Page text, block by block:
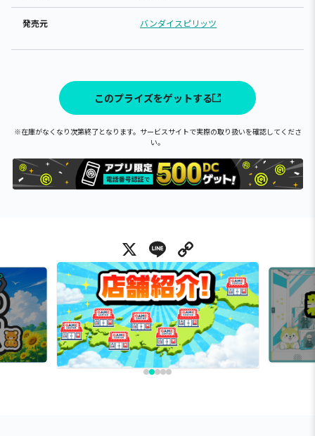
発売元 バンダイスピリッツ
このプライズをゲットする
※在庫がなくなり次第終了となります。サービスサイトで実際の取り扱いを確認してくださ
い。
X Line